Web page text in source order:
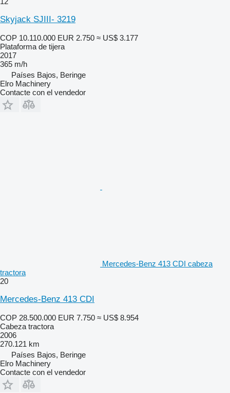
Skyjack SJIII- 3219
COP 10.110.000 EUR 2.750 ≈ US$ 3.177
Plataforma de tijera
2017
365 m/h
Países Bajos, Beringe
Elro Machinery
Contacte con el vendedor
Mercedes-Benz 413 CDI cabeza
tractora
20
Mercedes-Benz 413 CDI
COP 28.500.000 EUR 7.750 ≈ US$ 8.954
Cabeza tractora
2006
270.121 km
Países Bajos, Beringe
Elro Machinery
Contacte con el vendedor